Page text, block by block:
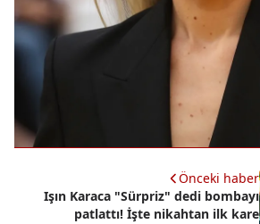
Önceki haber
Işın Karaca "Sürpriz" dedi bombayı
patlattı! İşte nikahtan ilk kare